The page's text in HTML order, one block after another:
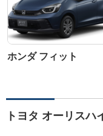
ホンダ フィット
トヨタ オーリスハ